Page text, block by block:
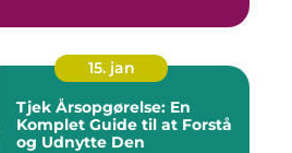
15. jan
Tjek Årsopgørelse: En
Komplet Guide til at Forstå
og Udnytte Den